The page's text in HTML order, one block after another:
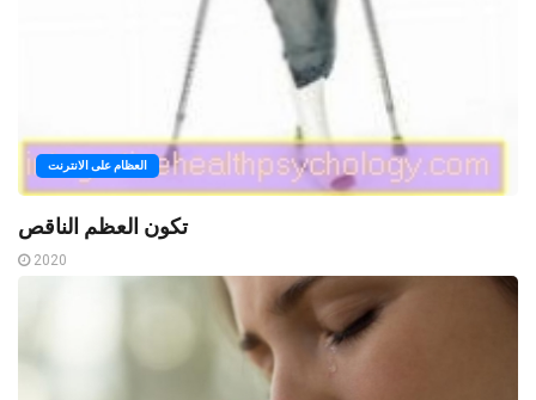
العظام على الانترنت
تكون العظم الناقص
2020